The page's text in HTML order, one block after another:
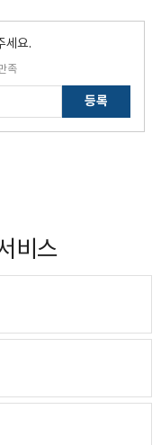
세요.
족
등록
비스